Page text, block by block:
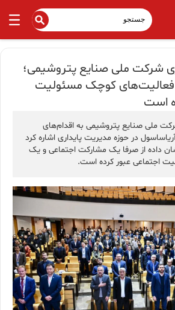
شرکت ملی صنایع پتروشیمی؛
فعالیت‌های کوچک مسئولیت
است
ملی صنایع پتروشیمی به اقدام‌های
در حوزه مدیریت پایداری اشاره کرد
داده از صرفا یک مشارکت اجتماعی و یک
اجتماعی عبور کرده است.